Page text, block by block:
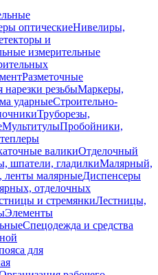
оптическиеНивелиры,
и
измерительные
Разметочные
резьбыМаркеры,
ударныеСтроительно-
Труборезы,
МультитулыПробойники,
валикиОтделочный
шпатели, гладилкиМалярный,
ленты малярныеДиспенсеры
отделочных
и стремянкиЛестницы,
Элементы
Спецодежда и средства
для